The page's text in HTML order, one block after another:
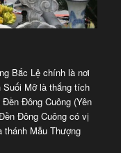
Bắc Lệ chính là nơi
Suối Mỡ là thắng tích
Đông Cuông (Yên
Đông Cuông có vị
Mẫu Thượng